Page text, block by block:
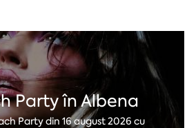
Party în Albena
Party din 16 august 2026 cu